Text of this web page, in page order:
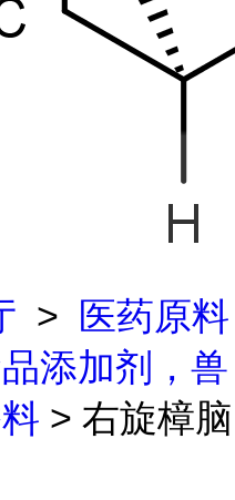
>
医药原料
添加剂，兽
> 右旋樟脑